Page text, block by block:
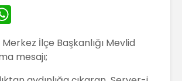
er
h
a
İlçe Başkanlığı Mevlid
mesajı;